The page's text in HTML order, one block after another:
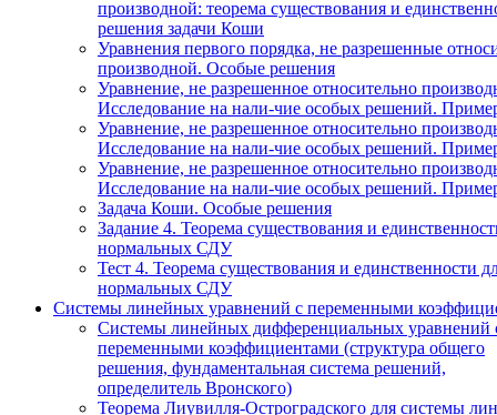
производной: теорема существования и
решения задачи Коши
Уравнения первого порядка, не разрешенные
производной. Особые решения
Уравнение, не разрешенное относительно
Исследование на нали-чие особых решений.
Уравнение, не разрешенное относительно
Исследование на нали-чие особых решений.
Уравнение, не разрешенное относительно
Исследование на нали-чие особых решений.
Задача Коши. Особые решения
Задание 4. Теорема существования и
нормальных СДУ
Тест 4. Теорема существования и единственности
нормальных СДУ
Системы линейных уравнений с переменными
Системы линейных дифференциальных уравнений
переменными коэффициентами (структура общего
решения, фундаментальная система решений,
определитель Вронского)
Теорема Лиувилля-Остроградского для системы